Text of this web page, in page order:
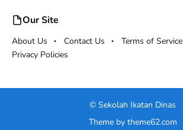
Our Site
About Us Contact Us Terms of Service
Privacy Policies
© Sekolah Ikatan Dinas
Theme by theme62.com